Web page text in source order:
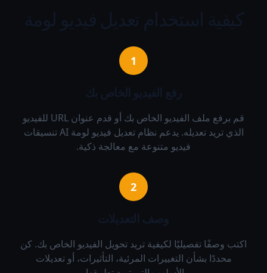
كيفية استخدام تعديل فيديو لومة
1
رفع الفيديو الخاص بك
قم برفع ملف الفيديو الخاص بك أو قدم عنوان URL للفيديو
الذي تريد تعديله. يدعم نظام تعديل فيديو لومة AI تنسيقات
فيديو متنوعة مع معالجة ذكية.
2
وصف التعديلات
اكتب وصفًا تفصيليًا لكيفية تريد تحويل الفيديو الخاص بك. كن
محددًا بشأن التغييرات المرئية، التأثيرات، أو تعديلات